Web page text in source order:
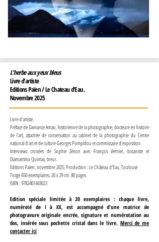
L'herbe aux yeux bleus
Livre d'artiste
Editions Païen / Le Chateau d'Eau.
Novembre 2025
Livre d'artiste.
Préface de Damarice Amao, historienne de la photographie, docteure en histoire
de l’art, attachée de conservation au cabinet de la photographie du Centre
national d’art et de culture Georges Pompidou et commissaire d'exposition.
Interviews croisées de Sophie Zénon avec François Vernier, botaniste et
Diamantino Quintas, tireur.
Editions Païen, novembre 2025. Production : Le Château d'Eau, Toulouse
Tirage 650 exemplaires. 20 x 29 cm. 80 pages
ISBN :9782401443023
Edition spéciale limitée à 20 exemplaires : chaque livre,
numéroté de I à XX, est accompagné d'une matrice de
photogravure originale encrée, signature et numérotation au
dos, insérée sous pochette cristal dans le livre. Merci de me
contacter ici